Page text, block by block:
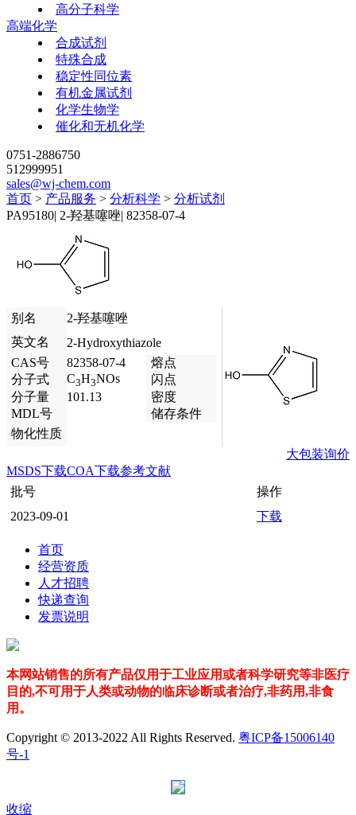
高分子科学
高端化学
合成试剂
特殊合成
稳定性同位素
有机金属试剂
化学生物学
催化和无机化学
0751-2886750
512999951
sales@wj-chem.com
首页 > 产品服务 > 分析科学 > 分析试剂
PA95180| 2-羟基噻唑| 82358-07-4
别名
2-羟基噻唑
英文名
2-Hydroxythiazole
CAS号
82358-07-4
熔点
分子式
C3H3NOs
闪点
分子量
101.13
密度
MDL号
储存条件
物化性质
大包装询价
MSDS下载COA下载参考文献
批号
操作
2023-09-01
下载
首页
经营资质
人才招聘
快递查询
发票说明
本网站销售的所有产品仅用于工业应用或者科学研究等非医疗
目的,不可用于人类或动物的临床诊断或者治疗,非药用,非食
用。
Copyright © 2013-2022 All Rights Reserved. 粤ICP备15006140
号-1
收缩